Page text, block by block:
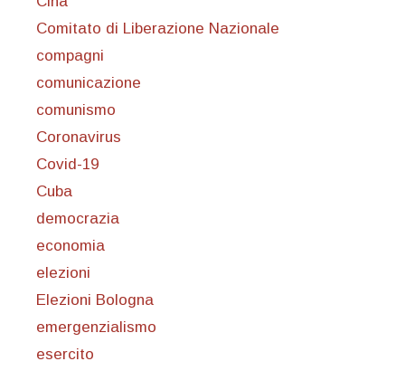
Comitato di Liberazione Nazionale
compagni
comunicazione
comunismo
Coronavirus
Covid-19
Cuba
democrazia
economia
elezioni
Elezioni Bologna
emergenzialismo
esercito